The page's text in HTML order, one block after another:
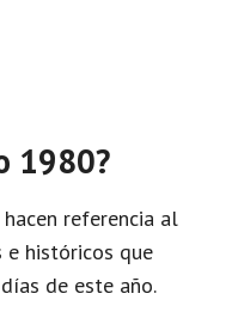
1980?
hacen referencia al
e históricos que
de este año.